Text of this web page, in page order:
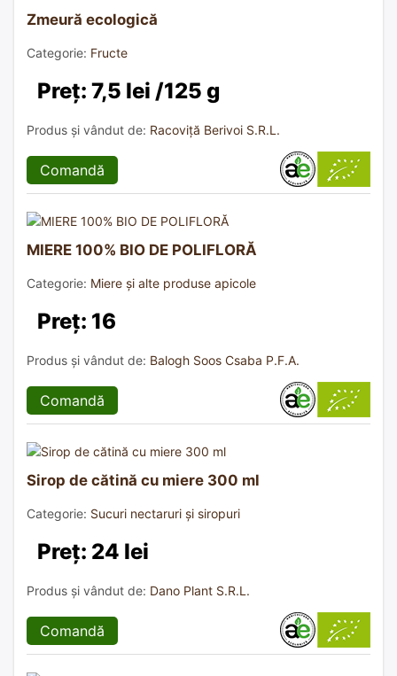
Zmeură ecologică
Categorie: Fructe
Preț: 7,5 lei /125 g
Produs și vândut de: Racoviță Berivoi S.R.L.
Comandă
MIERE 100% BIO DE POLIFLORĂ
Categorie: Miere și alte produse apicole
Preț: 16
Produs și vândut de: Balogh Soos Csaba P.F.A.
Comandă
Sirop de cătină cu miere 300 ml
Categorie: Sucuri nectaruri și siropuri
Preț: 24 lei
Produs și vândut de: Dano Plant S.R.L.
Comandă